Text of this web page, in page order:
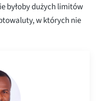
byłoby dużych limitów
w których nie